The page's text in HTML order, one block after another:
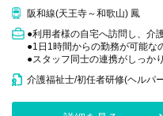
阪和線(天王寺～和歌山) 鳳
●利用者様の自宅へ訪問し、介
●1日1時間からの勤務が可能
●スタッフ同士の連携がしっか
介護福祉士/初任者研修(ヘルパ